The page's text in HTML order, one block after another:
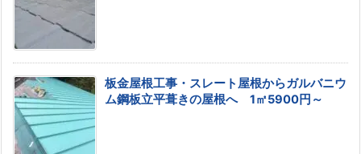
板金屋根工事・スレート屋根からガルバニウ
ム鋼板立平葺きの屋根へ 1㎡5900円～